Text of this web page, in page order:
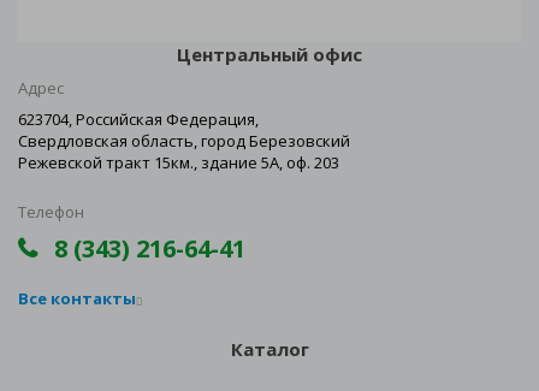
Центральный офис
Адрес
623704, Российская Федерация,
Свердловская область, город Березовский
Режевской тракт 15км., здание 5А, оф. 203
Телефон
8 (343) 216-64-41
Все контакты
Каталог